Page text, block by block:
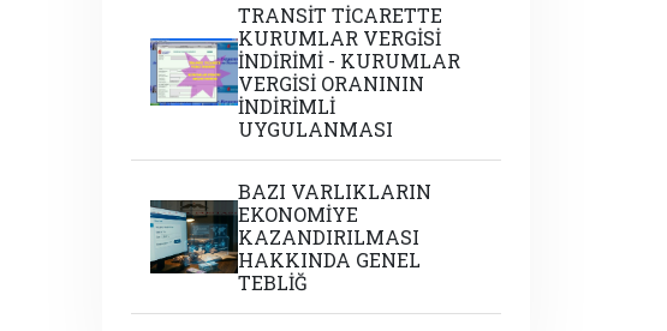
TRANSİT TİCARETTE
KURUMLAR VERGİSİ
İNDİRİMİ - KURUMLAR
VERGİSİ ORANININ
İNDİRİMLİ
UYGULANMASI
BAZI VARLIKLARIN
EKONOMİYE
KAZANDIRILMASI
HAKKINDA GENEL
TEBLİĞ